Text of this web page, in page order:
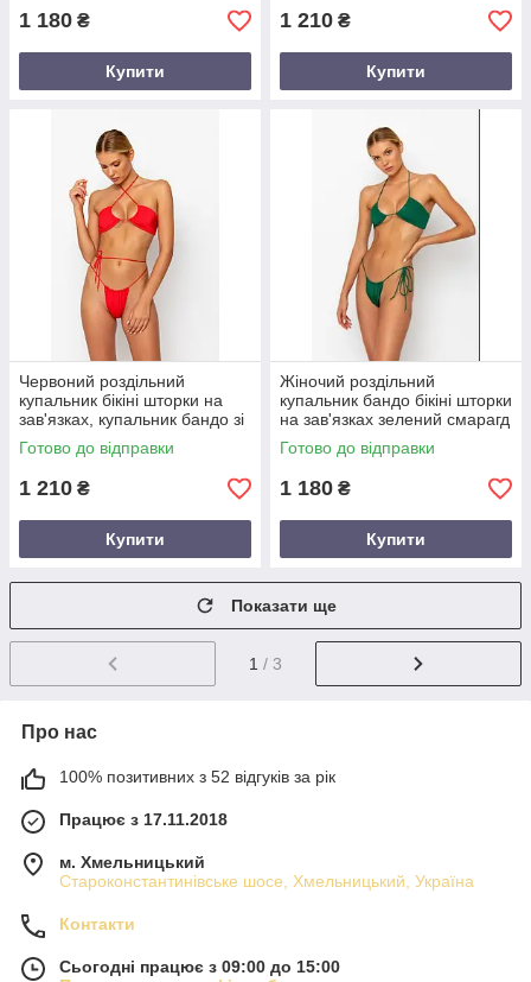
1 180 ₴
Купити
1 210 ₴
Купити
Червоний роздільний
купальник бікіні шторки на
зав'язках, купальник бандо зі
складкою
Готово до відправки
1 210 ₴
Купити
Жіночий роздільний
купальник бандо бікіні шторки
на зав'язках зелений смарагд
Готово до відправки
1 180 ₴
Купити
Показати ще
1 / 3
Про нас
100% позитивних з 52 відгуків за рік
Працює з 17.11.2018
м. Хмельницький
Староконстантинівське шосе, Хмельницький, Україна
Контакти
Сьогодні працює з 09:00 до 15:00